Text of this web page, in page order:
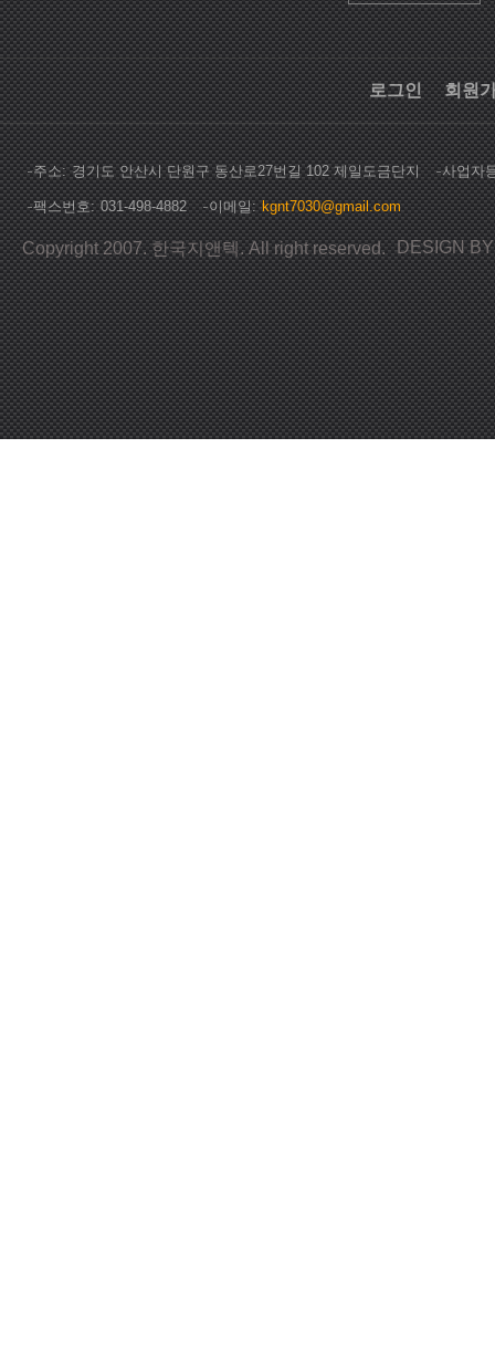
로그인 회원
주소 경기도 안산시 단원구 동산로27번길 102 제일도금단지 사업자
팩스번호 031-498-4882 이메일 kgnt7030@gmail.com
Copyright 2007. 한국지앤텍. All right reserved. DESIGN